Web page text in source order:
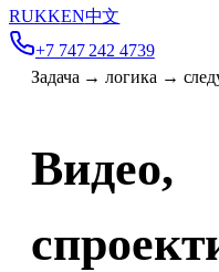
RUKKEN中文
+7 747 242 4739
Задача → логика →
Видео,